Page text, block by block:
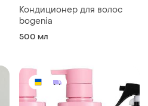
Кондиционер для волос
bogenia
500 мл